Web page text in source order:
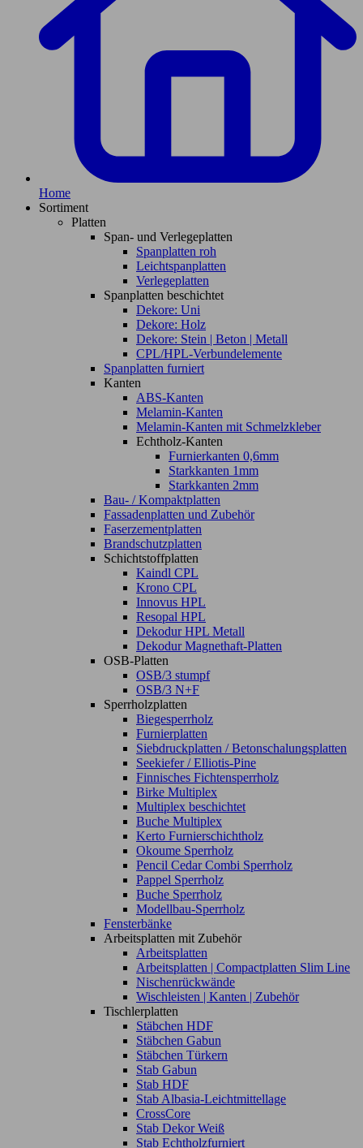
Home
Sortiment
Platten
Span- und Verlegeplatten
Spanplatten roh
Leichtspanplatten
Verlegeplatten
Spanplatten beschichtet
Dekore: Uni
Dekore: Holz
Dekore: Stein | Beton | Metall
CPL/HPL-Verbundelemente
Spanplatten furniert
Kanten
ABS-Kanten
Melamin-Kanten
Melamin-Kanten mit Schmelzkleber
Echtholz-Kanten
Furnierkanten 0,6mm
Starkkanten 1mm
Starkkanten 2mm
Bau- / Kompaktplatten
Fassadenplatten und Zubehör
Faserzementplatten
Brandschutzplatten
Schichtstoffplatten
Kaindl CPL
Krono CPL
Innovus HPL
Resopal HPL
Dekodur HPL Metall
Dekodur Magnethaft-Platten
OSB-Platten
OSB/3 stumpf
OSB/3 N+F
Sperrholzplatten
Biegesperrholz
Furnierplatten
Siebdruckplatten / Betonschalungsplatten
Seekiefer / Elliotis-Pine
Finnisches Fichtensperrholz
Birke Multiplex
Multiplex beschichtet
Buche Multiplex
Kerto Furnierschichtholz
Okoume Sperrholz
Pencil Cedar Combi Sperrholz
Pappel Sperrholz
Buche Sperrholz
Modellbau-Sperrholz
Fensterbänke
Arbeitsplatten mit Zubehör
Arbeitsplatten
Arbeitsplatten | Compactplatten Slim Line
Nischenrückwände
Wischleisten | Kanten | Zubehör
Tischlerplatten
Stäbchen HDF
Stäbchen Gabun
Stäbchen Türkern
Stab Gabun
Stab HDF
Stab Albasia-Leichtmittellage
CrossCore
Stab Dekor Weiß
Stab Echtholzfurniert